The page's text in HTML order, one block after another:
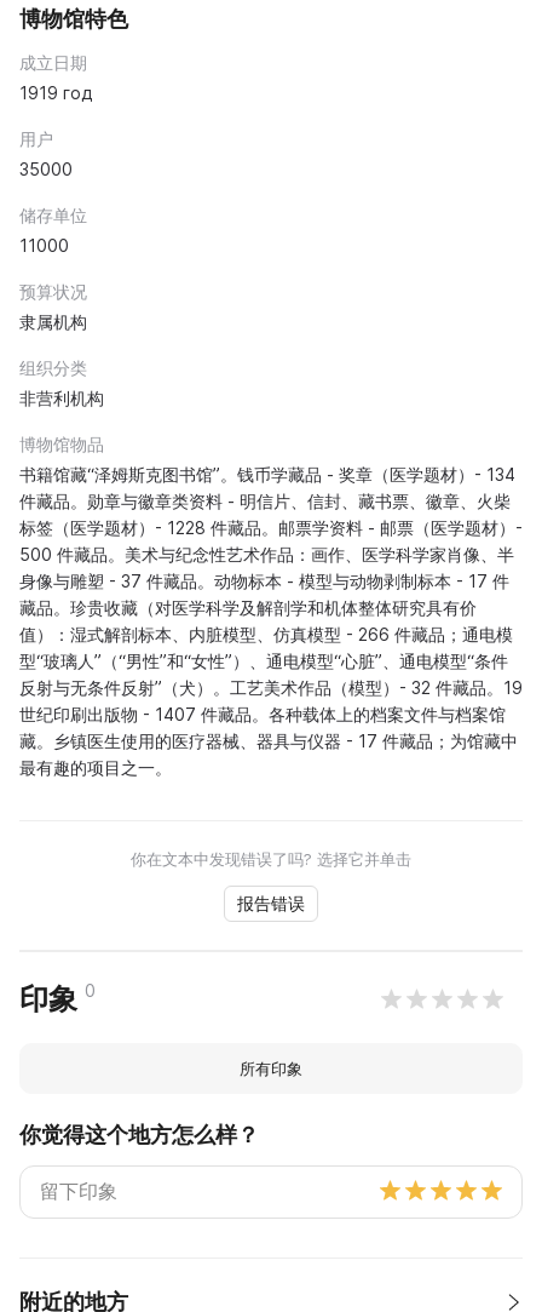
博物馆特色
成立日期
1919 год
用户
35000
储存单位
11000
预算状况
隶属机构
组织分类
非营利机构
博物馆物品
书籍馆藏“泽姆斯克图书馆”。钱币学藏品 - 奖章（医学题材）- 134
件藏品。勋章与徽章类资料 - 明信片、信封、藏书票、徽章、火柴
标签（医学题材）- 1228 件藏品。邮票学资料 - 邮票（医学题材）-
500 件藏品。美术与纪念性艺术作品：画作、医学科学家肖像、半
身像与雕塑 - 37 件藏品。动物标本 - 模型与动物剥制标本 - 17 件
藏品。珍贵收藏（对医学科学及解剖学和机体整体研究具有价
值）：湿式解剖标本、内脏模型、仿真模型 - 266 件藏品；通电模
型“玻璃人”（“男性”和“女性”）、通电模型“心脏”、通电模型“条件
反射与无条件反射”（犬）。工艺美术作品（模型）- 32 件藏品。19
世纪印刷出版物 - 1407 件藏品。各种载体上的档案文件与档案馆
藏。乡镇医生使用的医疗器械、器具与仪器 - 17 件藏品；为馆藏中
最有趣的项目之一。
你在文本中发现错误了吗? 选择它并单击
报告错误
印象 0
所有印象
你觉得这个地方怎么样？
附近的地方